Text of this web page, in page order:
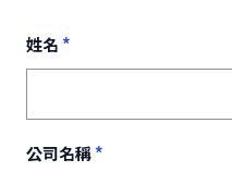
姓名*
公司名稱*